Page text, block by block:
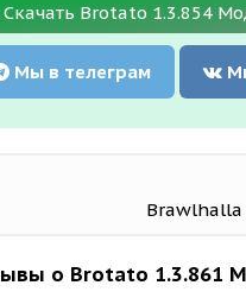
Скачать Brotato 1.3.854
Мы в телеграм
Brawlhalla
о Brotato 1.3.861